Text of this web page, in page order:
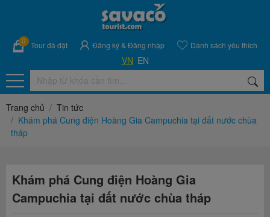
0 Tour đã đặt Đăng ký& Đăng nhập Danh sách yêu thích
VN EN
Trang chủ
Tin tức
Khám phá Cung điện Hoàng Gia Campuchia tại đất nước chùa
tháp
Khám phá Cung điện Hoàng Gia
Campuchia tại đất nước chùa tháp